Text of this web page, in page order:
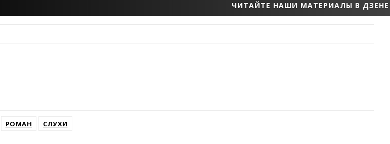
ЧИТАЙТЕ НАШИ МАТЕРИАЛЫ В ДЗЕНЕ
РОМАН СЛУХИ